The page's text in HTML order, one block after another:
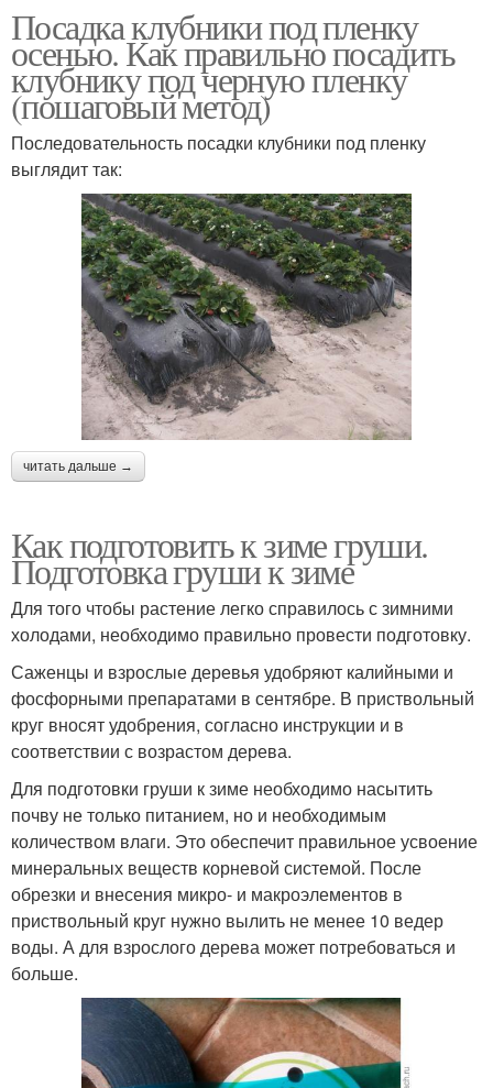
Посадка клубники под пленку
осенью. Как правильно посадить
клубнику под черную пленку
(пошаговый метод)
Последовательность посадки клубники под пленку
выглядит так:
читать дальше →
Как подготовить к зиме груши.
Подготовка груши к зиме
Для того чтобы растение легко справилось с зимними
холодами, необходимо правильно провести подготовку.
Саженцы и взрослые деревья удобряют калийными и
фосфорными препаратами в сентябре. В приствольный
круг вносят удобрения, согласно инструкции и в
соответствии с возрастом дерева.
Для подготовки груши к зиме необходимо насытить
почву не только питанием, но и необходимым
количеством влаги. Это обеспечит правильное усвоение
минеральных веществ корневой системой. После
обрезки и внесения микро- и макроэлементов в
приствольный круг нужно вылить не менее 10 ведер
воды. А для взрослого дерева может потребоваться и
больше.